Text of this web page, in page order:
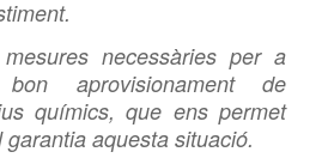
necessàries per a
aprovisionament de
químics, que ens permet
aquesta situació.